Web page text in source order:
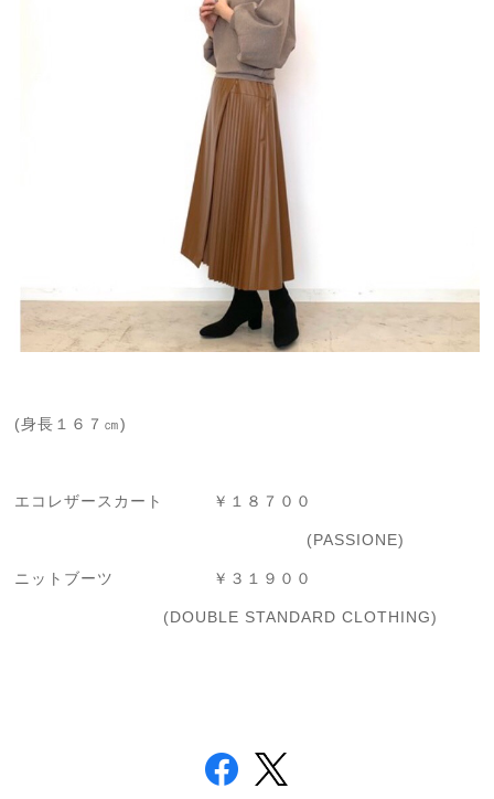
(身長１６７㎝)
エコレザースカート ￥１８７００
(PASSIONE)
ニットブーツ ￥３１９００
(DOUBLE STANDARD CLOTHING)